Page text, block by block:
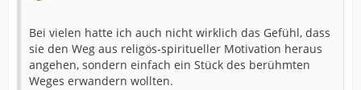
Bei vielen hatte ich auch nicht wirklich das Gefühl, dass
sie den Weg aus religös-spiritueller Motivation heraus
angehen, sondern einfach ein Stück des berühmten
Weges erwandern wollten.